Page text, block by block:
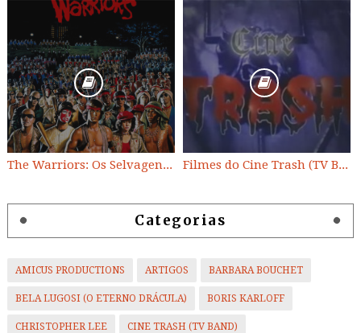
The Warriors: Os Selvagens da Noite Filmes do Cine Trash (TV BAND)
Categorias
AMICUS PRODUCTIONS ARTIGOS BARBARA BOUCHET
BELA LUGOSI (O ETERNO DRÁCULA) BORIS KARLOFF
CHRISTOPHER LEE CINE TRASH (TV BAND)